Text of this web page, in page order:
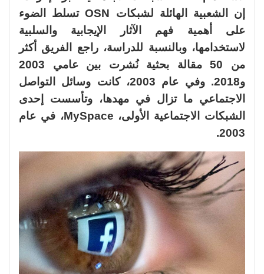
إن الشعبية الهائلة لشبكات OSN تسلط الضوء
على أهمية فهم الآثار الإيجابية والسلبية
لاستخدامها، وبالنسبة للدراسة، راجع الفريق أكثر
من 50 مقالة بحثية نُشرت بين عامي 2003
و2018. وفي عام 2003، كانت وسائل التواصل
الاجتماعي ما تزال في مهدها، وتأسست إحدى
الشبكات الاجتماعية الأولى، MySpace، في عام
2003.